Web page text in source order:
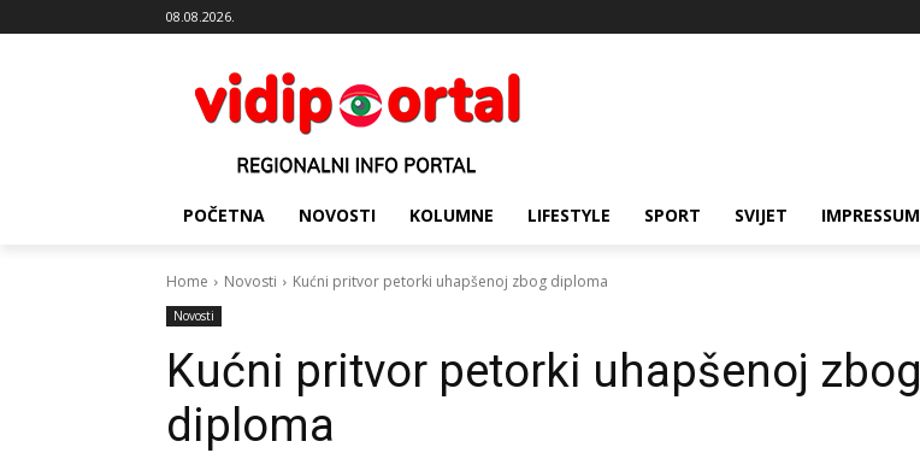
08.08.2026.
POČETNA NOVOSTI KOLUMNE LIFESTYLE SPORT SVIJET IMPRESSUM
Home Novosti Kućni pritvor petorki uhapšenoj zbog diploma
Novosti
Kućni pritvor petorki uhapšenoj zbog
diploma